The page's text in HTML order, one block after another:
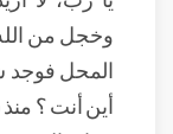
وخجل من
المحل فوجد
أين أنت ؟